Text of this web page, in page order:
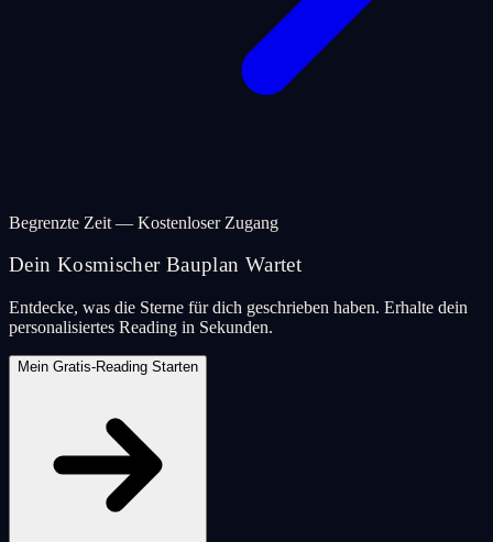
Begrenzte Zeit — Kostenloser Zugang
Dein Kosmischer Bauplan Wartet
Entdecke, was die Sterne für dich geschrieben haben. Erhalte dein
personalisiertes Reading in Sekunden.
Mein Gratis-Reading Starten